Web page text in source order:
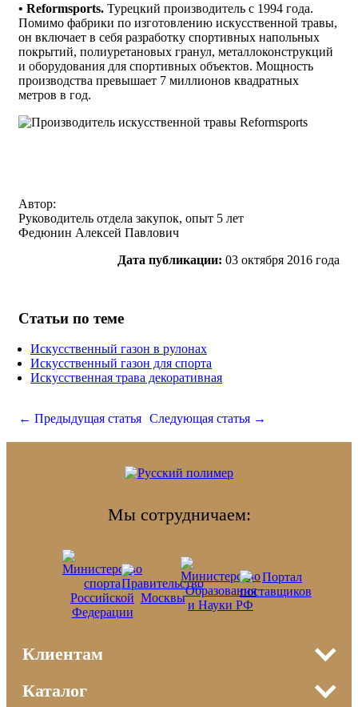
• Reformsports. Турецкий производитель с 1994 года.
Помимо фабрики по изготовлению искусственной травы,
он включает в себя разработку спортивных напольных
покрытий, полиуретановых гранул, металлоконструкций
и оборудования для спортивных объектов. Мощность
производства превышает 7 миллионов квадратных
метров в год.
Автор:
Руководитель отдела закупок, опыт 5 лет
Федюнин Алексей Павлович
Дата публикации: 03 октября 2016 года
Статьи по теме
Искусственный газон в рулонах
Искусственный газон для спорта
Искусственная трава декоративная
← Предыдущая статья Следующая статья →
Мы сотрудничаем:
Клиентам
Сотрудничество
Каталог